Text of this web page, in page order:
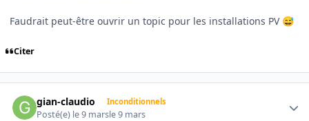
Faudrait peut-être ouvrir un topic pour les installations PV 😅
Citer
gian-claudio Inconditionnels
Posté(e) le 9 marsle 9 mars